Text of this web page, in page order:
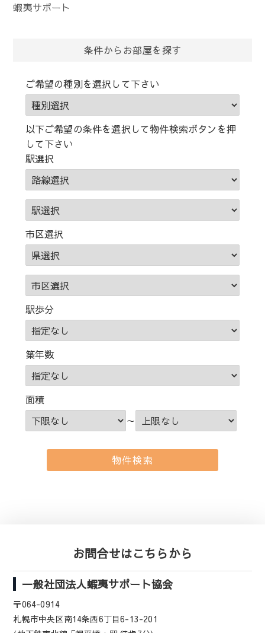
蝦夷サポート
条件からお部屋を探す
ご希望の種別を選択して下さい
以下ご希望の条件を選択して物件検索ボタンを押
して下さい
駅選択
市区選択
駅歩分
築年数
面積
～
お問合せはこちらから
一般社団法人蝦夷サポート協会
〒064-0914
札幌市中央区南14条西6丁目6-13-201